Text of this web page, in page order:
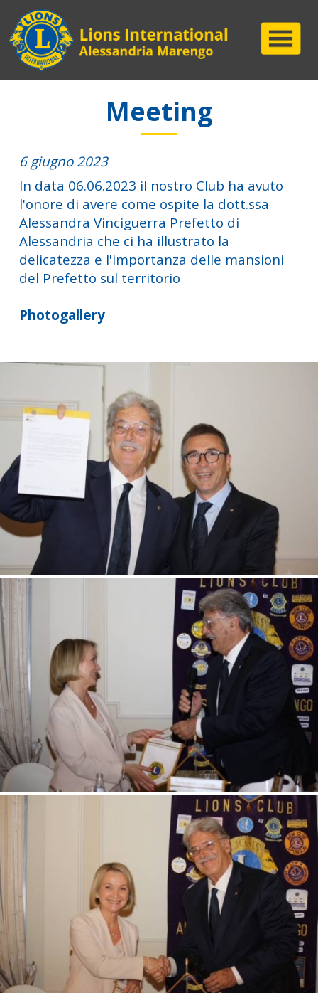
Meeting
6 giugno 2023
In data 06.06.2023 il nostro Club ha avuto
l'onore di avere come ospite la dott.ssa
Alessandra Vinciguerra Prefetto di
Alessandria che ci ha illustrato la
delicatezza e l'importanza delle mansioni
del Prefetto sul territorio
Photogallery